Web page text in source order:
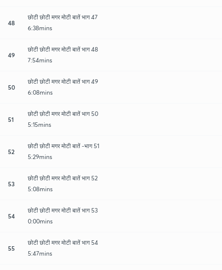
48
छोटी छोटी मगर मोटी बातें भाग 47
6:38mins
49
छोटी छोटी मगर मोटी बातें भाग 48
7:54mins
50
छोटी छोटी मगर मोटी बातें भाग 49
6:08mins
51
छोटी छोटी मगर मोटी बातें भाग 50
5:15mins
52
छोटी छोटी मगर मोटी बातें -भाग 51
5:29mins
53
छोटी छोटी मगर मोटी बातें भाग 52
5:08mins
54
छोटी छोटी मगर मोटी बातें भाग 53
0:00mins
55
छोटी छोटी मगर मोटी बातें भाग 54
5:47mins